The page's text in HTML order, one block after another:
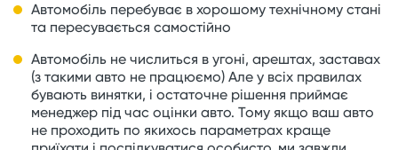
Автомобіль перебуває в хорошому технічному стані
та пересувається самостійно
Автомобіль не числиться в угоні, арештах, заставах
(з такими авто не працюємо) Але у всіх правилах
бувають винятки, і остаточне рішення приймає
менеджер під час оцінки авто. Тому якщо ваш авто
не проходить по якихось параметрах краще